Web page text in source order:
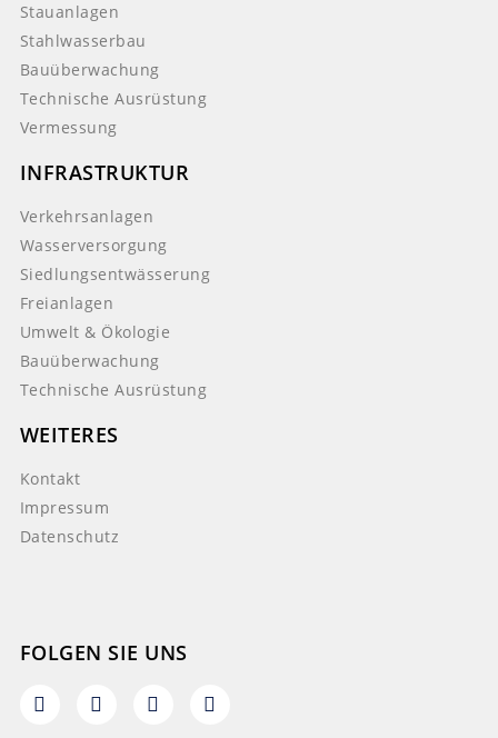
Stauanlagen
Stahlwasserbau
Bauüberwachung
Technische Ausrüstung
Vermessung
INFRASTRUKTUR
Verkehrsanlagen
Wasserversorgung
Siedlungsentwässerung
Freianlagen
Umwelt & Ökologie
Bauüberwachung
Technische Ausrüstung
WEITERES
Kontakt
Impressum
Datenschutz
FOLGEN SIE UNS